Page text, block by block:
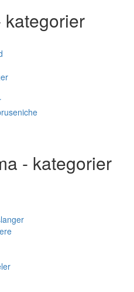
kategorier
- kategorier